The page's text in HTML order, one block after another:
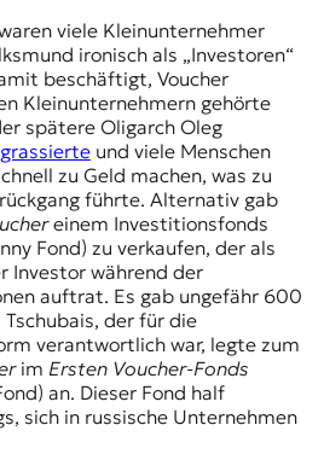
viele Kleinunternehmer
ironisch als „Investoren“
beschäftigt, Voucher
Kleinunternehmern gehörte
spätere Oligarch Oleg
und viele Menschen
zu Geld machen, was zu
führte. Alternativ gab
einem Investitionsfonds
Fond) zu verkaufen, der als
Investor während der
auftrat. Es gab ungefähr 600
der für die
verantwortlich war, legte zum
im Ersten Voucher-Fonds
an. Dieser Fond half
sich in russische Unternehmen